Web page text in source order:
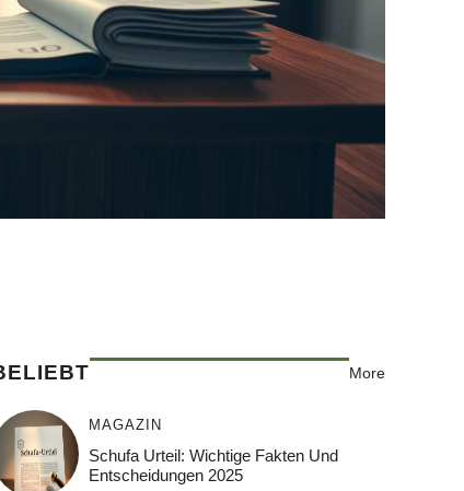
More
MAGAZIN
Schufa Urteil: Wichtige Fakten Und
Entscheidungen 2025